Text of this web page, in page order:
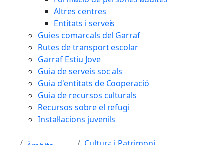
Altres centres
Entitats i serveis
Guies comarcals del Garraf
Rutes de transport escolar
Garraf Estiu Jove
Guia de serveis socials
Guia d'entitats de Cooperació
Guia de recursos culturals
Recursos sobre el refugi
Instal·lacions juvenils